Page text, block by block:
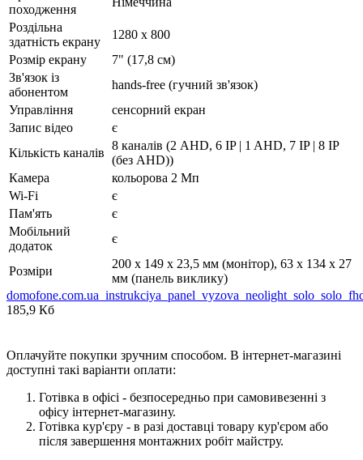
походження
Роздільна
здатність екрану
1280 х 800
Розмір екрану
7" (17,8 см)
Зв'язок із
абонентом
hands-free (гучний зв'язок)
Управління
сенсорний екран
Запис відео
є
Кількість каналів
8 каналів (2 AHD, 6 IP | 1 AHD, 7 IP | 8 IP
(без AHD))
Камера
кольорова 2 Мп
Wi-Fi
є
Пам'ять
є
Мобільний
додаток
є
Розміри
200 х 149 х 23,5 мм (монітор), 63 х 134 х 27
мм (панель виклику)
185,9 Кб
Оплачуйте покупки зручним способом. В інтернет-магазині
доступні такі варіанти оплати:
Готівка в офісі - безпосередньо при самовивезенні з
офісу інтернет-магазину.
Готівка кур'єру - в разі доставці товару кур'єром або
після завершення монтажних робіт майстру.